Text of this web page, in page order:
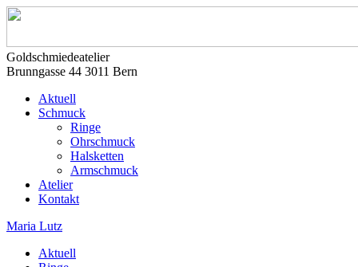
Goldschmiedeatelier
Brunngasse 44 3011 Bern
Aktuell
Schmuck
Ringe
Ohrschmuck
Halsketten
Armschmuck
Atelier
Kontakt
Maria Lutz
Aktuell